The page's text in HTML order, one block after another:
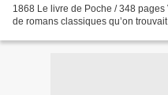
1868 Le livre de Poche / 348
de romans classiques qu’on